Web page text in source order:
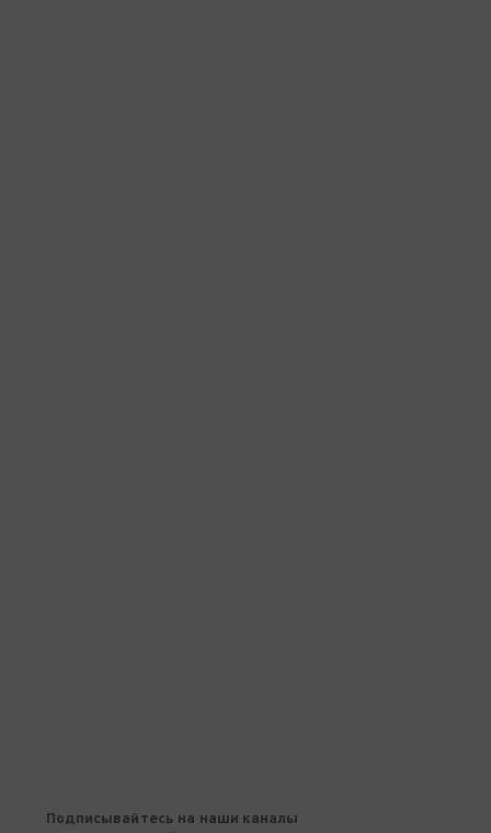
Подписывайтесь на наши каналы